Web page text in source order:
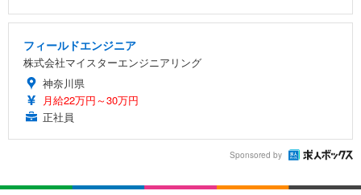
フィールドエンジニア
株式会社マイスターエンジニアリング
神奈川県
月給22万円～30万円
正社員
Sponsored by